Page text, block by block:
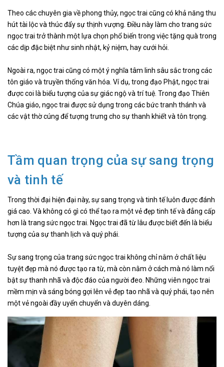
Theo các chuyên gia về phong thủy, ngọc trai cũng có khả năng thu
hút tài lộc và thúc đẩy sự thịnh vượng. Điều này làm cho trang sức
ngọc trai trở thành một lựa chọn phổ biến trong việc tặng quà trong
các dịp đặc biệt như sinh nhật, kỷ niệm, hay cưới hỏi.
Ngoài ra, ngọc trai cũng có một ý nghĩa tâm linh sâu sắc trong các
tôn giáo và truyền thống văn hóa. Ví dụ, trong đạo Phật, ngọc trai
được coi là biểu tượng của sự giác ngộ và trí tuệ. Trong đạo Thiên
Chúa giáo, ngọc trai được sử dụng trong các bức tranh thánh và
các vật thờ cúng để tượng trưng cho sự thanh khiết và tôn trọng.
Tầm quan trọng của sự sang trọng
và tinh tế
Trong thời đại hiện đại này, sự sang trọng và tinh tế luôn được đánh
giá cao. Và không có gì có thể tạo ra một vẻ đẹp tinh tế và đẳng cấp
hơn là trang sức ngọc trai. Ngọc trai đã từ lâu được biết đến là biểu
tượng của sự thanh lịch và quý phái.
Sự sang trọng của trang sức ngọc trai không chỉ nằm ở chất liệu
tuyệt đẹp mà nó được tạo ra từ, mà còn nằm ở cách mà nó làm nổi
bật sự thanh nhã và độc đáo của người đeo. Những viên ngọc trai
mềm mịn và sáng bóng gợi lên vẻ đẹp tao nhã và quý phái, tạo nên
một vẻ ngoài đầy uyển chuyển và duyên dáng.